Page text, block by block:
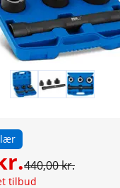
440,00 kr.
tilbud